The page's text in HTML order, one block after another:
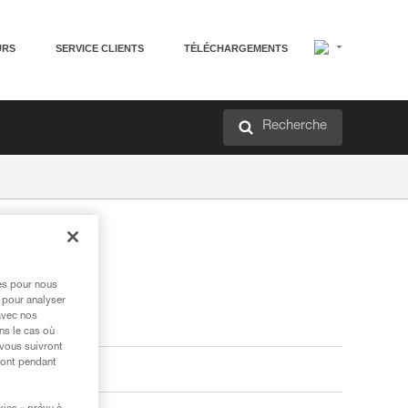
SERVICE CLIENTS TÉLÉCHARGEMENTS
Recherche
pour nous
analyser
nos
le cas où
suivront
pendant